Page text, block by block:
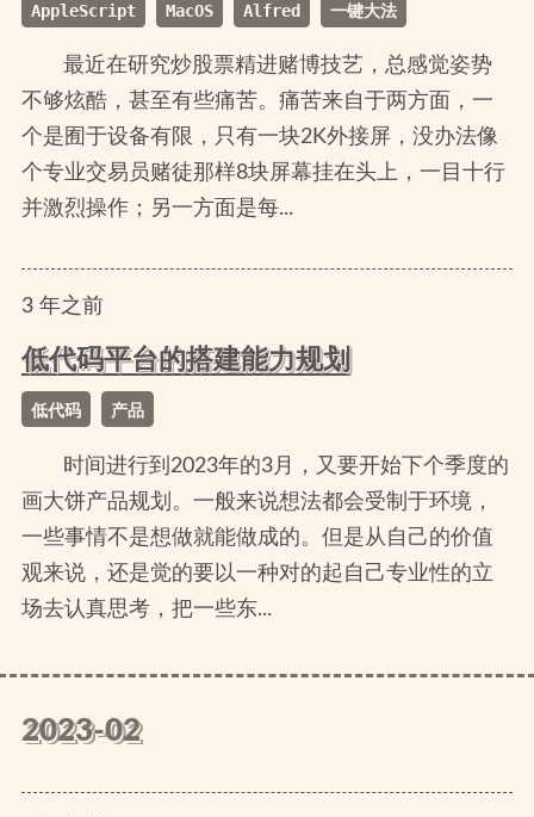
AppleScript MacOS Alfred 一键大法
最近在研究炒股票精进赌博技艺，总感觉姿势
不够炫酷，甚至有些痛苦。痛苦来自于两方面，一
个是囿于设备有限，只有一块2K外接屏，没办法像
个专业交易员赌徒那样8块屏幕挂在头上，一目十行
并激烈操作；另一方面是每...
3年之前
低代码平台的搭建能力规划
低代码 产品
时间进行到2023年的3月，又要开始下个季度的
画大饼产品规划。一般来说想法都会受制于环境，
一些事情不是想做就能做成的。但是从自己的价值
观来说，还是觉的要以一种对的起自己专业性的立
场去认真思考，把一些东...
2023-02